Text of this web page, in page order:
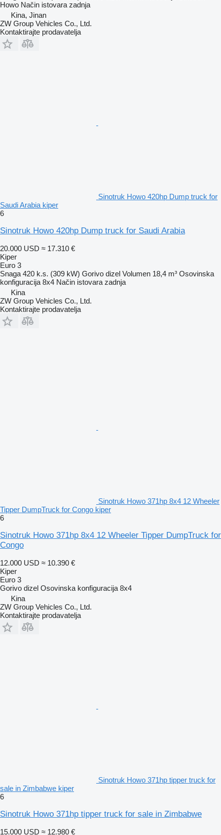
Howo Način istovara zadnja
Kina, Jinan
ZW Group Vehicles Co., Ltd.
Kontaktirajte prodavatelja
Sinotruk Howo 420hp Dump truck for
Saudi Arabia kiper
6
Sinotruk Howo 420hp Dump truck for Saudi Arabia
20.000 USD ≈ 17.310 €
Kiper
Euro 3
Snaga 420 k.s. (309 kW) Gorivo dizel Volumen 18,4 m³ Osovinska
konfiguracija 8x4 Način istovara zadnja
Kina
ZW Group Vehicles Co., Ltd.
Kontaktirajte prodavatelja
Sinotruk Howo 371hp 8x4 12 Wheeler
Tipper DumpTruck for Congo kiper
6
Sinotruk Howo 371hp 8x4 12 Wheeler Tipper DumpTruck for
Congo
12.000 USD ≈ 10.390 €
Kiper
Euro 3
Gorivo dizel Osovinska konfiguracija 8x4
Kina
ZW Group Vehicles Co., Ltd.
Kontaktirajte prodavatelja
Sinotruk Howo 371hp tipper truck for
sale in Zimbabwe kiper
6
Sinotruk Howo 371hp tipper truck for sale in Zimbabwe
15.000 USD ≈ 12.980 €